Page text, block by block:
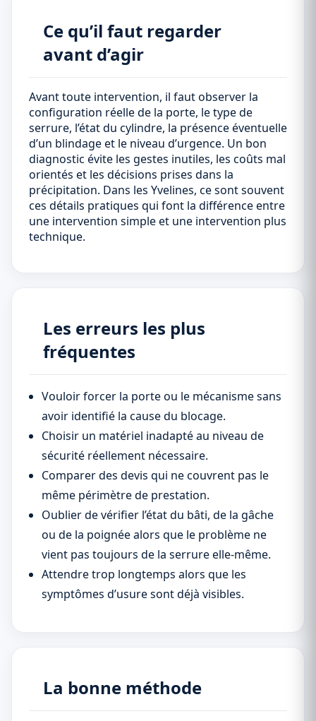
Ce qu’il faut regarder
avant d’agir
Avant toute intervention, il faut observer la
configuration réelle de la porte, le type de
serrure, l’état du cylindre, la présence éventuelle
d’un blindage et le niveau d’urgence. Un bon
diagnostic évite les gestes inutiles, les coûts mal
orientés et les décisions prises dans la
précipitation. Dans les Yvelines, ce sont souvent
ces détails pratiques qui font la différence entre
une intervention simple et une intervention plus
technique.
Les erreurs les plus
fréquentes
Vouloir forcer la porte ou le mécanisme sans
avoir identifié la cause du blocage.
Choisir un matériel inadapté au niveau de
sécurité réellement nécessaire.
Comparer des devis qui ne couvrent pas le
même périmètre de prestation.
Oublier de vérifier l’état du bâti, de la gâche
ou de la poignée alors que le problème ne
vient pas toujours de la serrure elle-même.
Attendre trop longtemps alors que les
symptômes d’usure sont déjà visibles.
La bonne méthode